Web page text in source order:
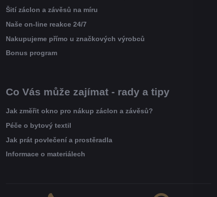
Šití záclon a závěsů na míru
Naše on-line reakce 24/7
Nakupujeme přímo u značkových výrobců
Bonus program
Co Vás může zajímat - rady a tipy
Jak změřit okno pro nákup záclon a závěsů?
Péče o bytový textil
Jak prát povlečení a prostěradla
Informace o materiálech